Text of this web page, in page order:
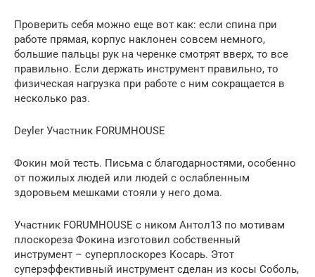
Проверить себя можно еще вот как: если спина при
работе прямая, корпус наклонен совсем немного,
большие пальцы рук на черенке смотрят вверх, то все
правильно. Если держать инструмент правильно, то
физическая нагрузка при работе с ним сокращается в
несколько раз.
Deyler Участник FORUMHOUSE
Фокин мой тесть. Письма с благодарностями, особенно
от пожилых людей или людей с ослабленным
здоровьем мешками стояли у него дома.
Участник FORUMHOUSE с ником Антол13 по мотивам
плоскореза Фокина изготовил собственный
инструмент – суперплоскорез Косарь. Этот
суперэффективный инструмент сделан из косы Соболь,